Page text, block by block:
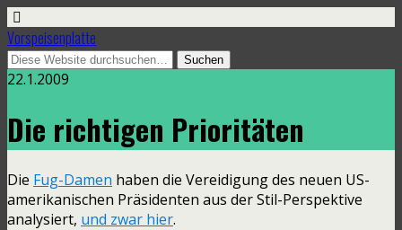
Vorspeisenplatte
22.1.2009
Die richtigen Prioritäten
Die Fug-Damen haben die Vereidigung des neuen US-
amerikanischen Präsidenten aus der Stil-Perspektive
analysiert, und zwar hier.